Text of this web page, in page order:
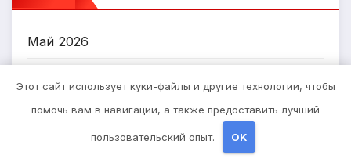
Май 2026
Апрель 2026
Этот сайт использует куки-файлы и другие технологии, чтобы
помочь вам в навигации, а также предоставить лучший
пользовательский опыт. OK